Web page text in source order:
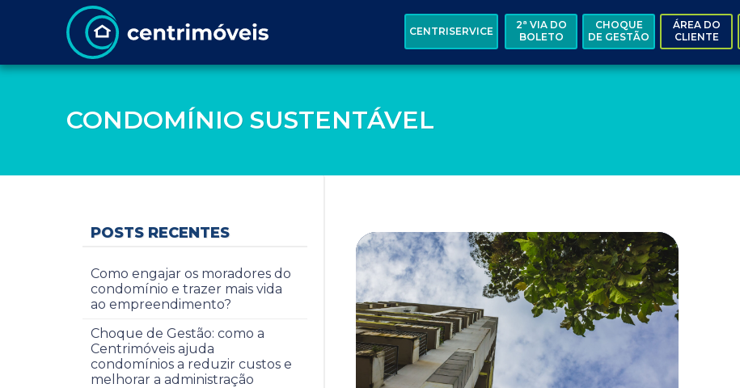
ÁREA DO
CLIENTE
CHOQUE
DE GESTÃO
2ª VIA DO
BOLETO
CENTRISERVICE
CONDOMÍNIO SUSTENTÁVEL
POSTS RECENTES
Como engajar os moradores do
condomínio e trazer mais vida
ao empreendimento?
Choque de Gestão: como a
Centrimóveis ajuda
condomínios a reduzir custos e
melhorar a administração